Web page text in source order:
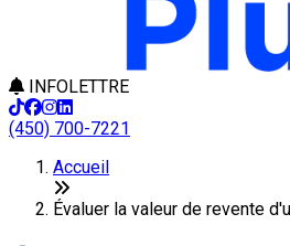
INFOLETTRE
(450) 700-7221
Accueil
Évaluer la valeur de revente